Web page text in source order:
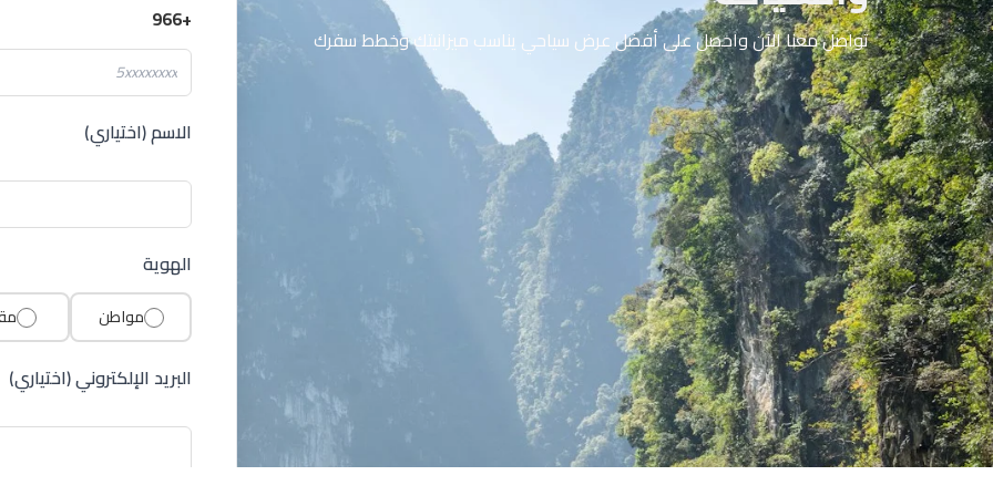
تواصل معنا الآن واحصل على أفضل عرض سياحي يناسب ميزانيتك وخطط سفرك
+966
الاسم (اختياري)
الهوية
مواطن
البريد الإلكتروني (اختياري)